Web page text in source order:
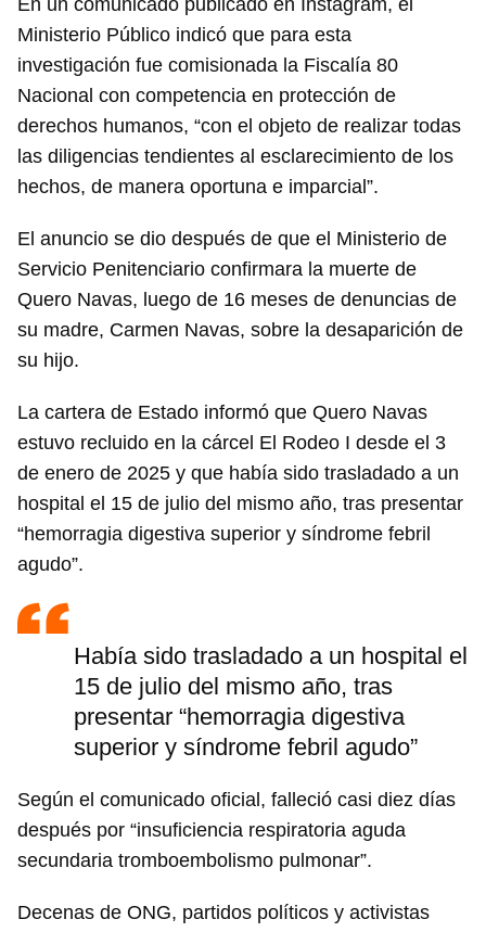
En un comunicado publicado en Instagram, el
Ministerio Público indicó que para esta
investigación fue comisionada la Fiscalía 80
Nacional con competencia en protección de
derechos humanos, “con el objeto de realizar todas
las diligencias tendientes al esclarecimiento de los
hechos, de manera oportuna e imparcial”.
El anuncio se dio después de que el Ministerio de
Servicio Penitenciario confirmara la muerte de
Quero Navas, luego de 16 meses de denuncias de
su madre, Carmen Navas, sobre la desaparición de
su hijo.
La cartera de Estado informó que Quero Navas
estuvo recluido en la cárcel El Rodeo I desde el 3
de enero de 2025 y que había sido trasladado a un
hospital el 15 de julio del mismo año, tras presentar
“hemorragia digestiva superior y síndrome febril
agudo”.
Había sido trasladado a un hospital el
15 de julio del mismo año, tras
presentar “hemorragia digestiva
superior y síndrome febril agudo”
Según el comunicado oficial, falleció casi diez días
después por “insuficiencia respiratoria aguda
secundaria tromboembolismo pulmonar”.
Decenas de ONG, partidos políticos y activistas